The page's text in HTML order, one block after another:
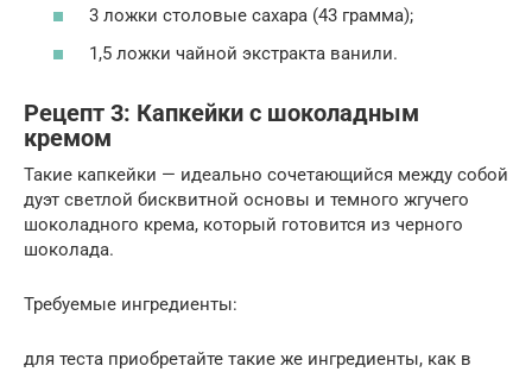
3 ложки столовые сахара (43 грамма);
1,5 ложки чайной экстракта ванили.
Рецепт 3: Капкейки с шоколадным
кремом
Такие капкейки — идеально сочетающийся между собой
дуэт светлой бисквитной основы и темного жгучего
шоколадного крема, который готовится из черного
шоколада.
Требуемые ингредиенты:
для теста приобретайте такие же ингредиенты, как в